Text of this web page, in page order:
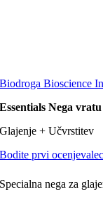
Biodroga Bioscience
Essentials Nega
Glajenje + Učvrstitev
Bodite prvi
Specialna nega za